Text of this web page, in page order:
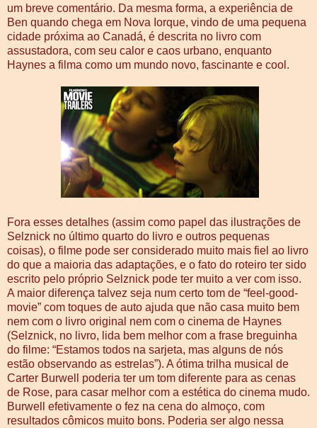
um breve comentário. Da mesma forma, a experiência de
Ben quando chega em Nova Iorque, vindo de uma pequena
cidade próxima ao Canadá, é descrita no livro com
assustadora, com seu calor e caos urbano, enquanto
Haynes a filma como um mundo novo, fascinante e cool.
Fora esses detalhes (assim como papel das ilustrações de
Selznick no último quarto do livro e outros pequenas
coisas), o filme pode ser considerado muito mais fiel ao livro
do que a maioria das adaptações, e o fato do roteiro ter sido
escrito pelo próprio Selznick pode ter muito a ver com isso.
A maior diferença talvez seja num certo tom de “feel-good-
movie” com toques de auto ajuda que não casa muito bem
nem com o livro original nem com o cinema de Haynes
(Selznick, no livro, lida bem melhor com a frase breguinha
do filme: “Estamos todos na sarjeta, mas alguns de nós
estão observando as estrelas”). A ótima trilha musical de
Carter Burwell poderia ter um tom diferente para as cenas
de Rose, para casar melhor com a estética do cinema mudo.
Burwell efetivamente o fez na cena do almoço, com
resultados cômicos muito bons. Poderia ser algo nessa